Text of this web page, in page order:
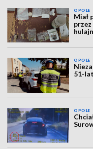
OPOLE
Miał
OPOLE
51-
OPOLE